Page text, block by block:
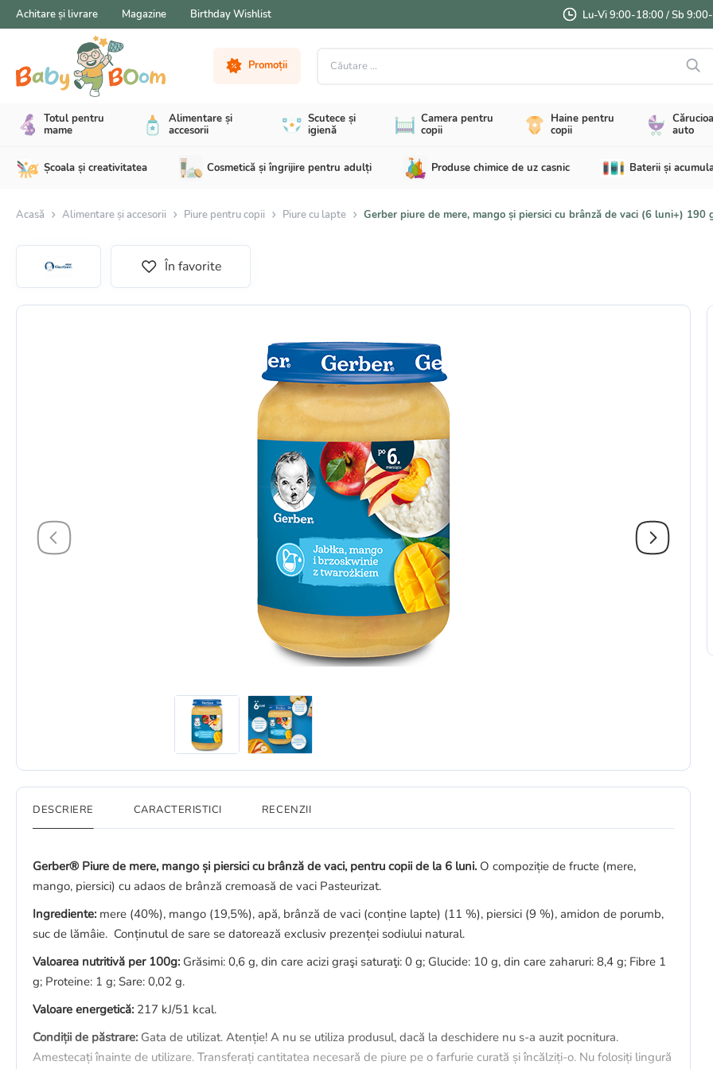
Achitare și livrare Magazine Birthday Wishlist Lu-Vi 9:00-18:00 / Sb
Promoții
Totul pentru
mame
Alimentare și
accesorii
Scutece și
igienă
Camera pentru
copii
Haine pentru
copii
auto
Școala și creativitatea Cosmetică și îngrijire pentru adulți Produse chimice de uz casnic Baterii și
Acasă Alimentare și accesorii Piure pentru copii Piure сu lapte Gerber piure de mere, mango și piersici cu brânză de vaci (6 luni+) 190
În favorite
DESCRIERE CARACTERISTICI RECENZII
Gerber® Piure de mere, mango și piersici cu brânză de vaci, pentru copii de la 6 luni. O compoziție de fructe (mere,
mango, piersici) cu adaos de brânză cremoasă de vaci Pasteurizat.
Ingrediente: mere (40%), mango (19,5%), apă, brânză de vaci (conține lapte) (11 %), piersici (9 %), amidon de porumb,
suc de lămâie. Conținutul de sare se datorează exclusiv prezenței sodiului natural.
Valoarea nutritivă per 100g: Grăsimi: 0,6 g, din care acizi graşi saturaţi: 0 g; Glucide: 10 g, din care zaharuri: 8,4 g; Fibre 1
g; Proteine: 1 g; Sare: 0,02 g.
Valoare energetică: 217 kJ/51 kcal.
Condiții de păstrare: Gata de utilizat. Atenție! A nu se utiliza produsul, dacă la deschidere nu s-a auzit pocnitura.
Amestecați înainte de utilizare. Transferați cantitatea necesară de piure pe o farfurie curată și încălziți-o. Nu folosiți lingură